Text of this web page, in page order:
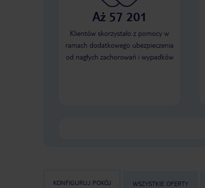
Aż 57 201
Klientów skorzystało z pomocy w
ramach dodatkowego ubezpieczenia
od nagłych zachorowań i wypadków
KONFIGURUJ POKÓJ WSZYSTKIE OFERTY